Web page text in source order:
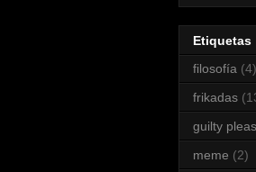
Etiquetas
filosofía (4)
frikadas
guilty
meme (2)